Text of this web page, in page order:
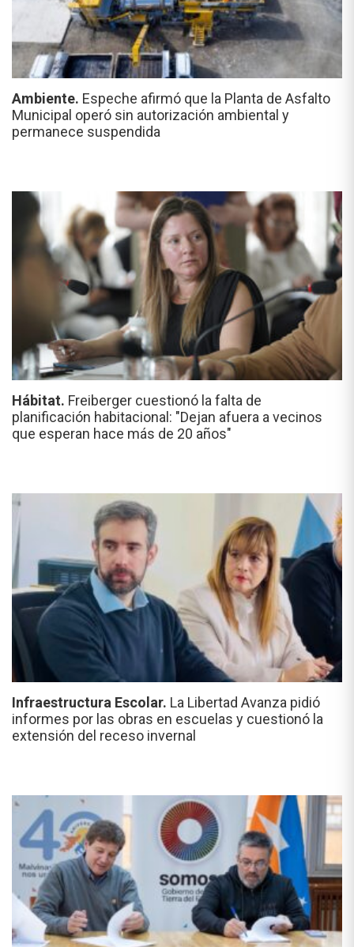
Ambiente. Espeche afirmó que la Planta de Asfalto
Municipal operó sin autorización ambiental y
permanece suspendida
Hábitat. Freiberger cuestionó la falta de
planificación habitacional: "Dejan afuera a vecinos
que esperan hace más de 20 años"
Infraestructura Escolar. La Libertad Avanza pidió
informes por las obras en escuelas y cuestionó la
extensión del receso invernal